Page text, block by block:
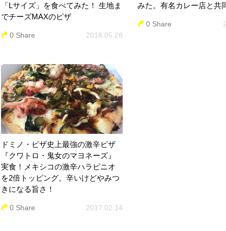
「Lサイズ」を食べてみた！ 生地ま
でチーズMAXのピザ
0 Share 2018.05.28
みた。有名カレー店と共
0 Share
ドミノ・ピザ史上最強の激辛ピザ
『クワトロ・鬼女のマヨネーズ』
実食！メキシコの激辛ハラピニオ
を2倍トッピング。辛いけどやみつ
きになる旨さ！
0 Share 2017.02.14